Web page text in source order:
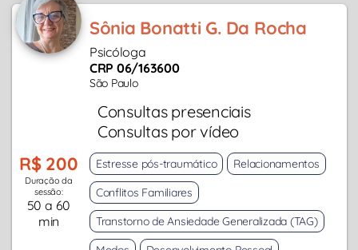
Sônia Bonatti G. Da Rocha
Psicóloga
CRP 06/163600
São Paulo
Consultas presenciais
Consultas por vídeo
R$ 200
Duração da
sessão:
50 a 60
min
Estresse pós-traumático
Relacionamentos
Conflitos Familiares
Transtorno de Ansiedade Generalizada (TAG)